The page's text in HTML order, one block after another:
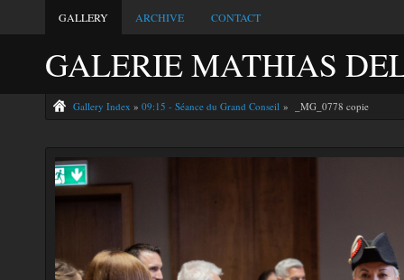
GALLERY ARCHIVE CONTACT
GALERIE MATHIAS
Gallery Index » 09:15 - Séance du Grand Conseil » _MG_0778 copie